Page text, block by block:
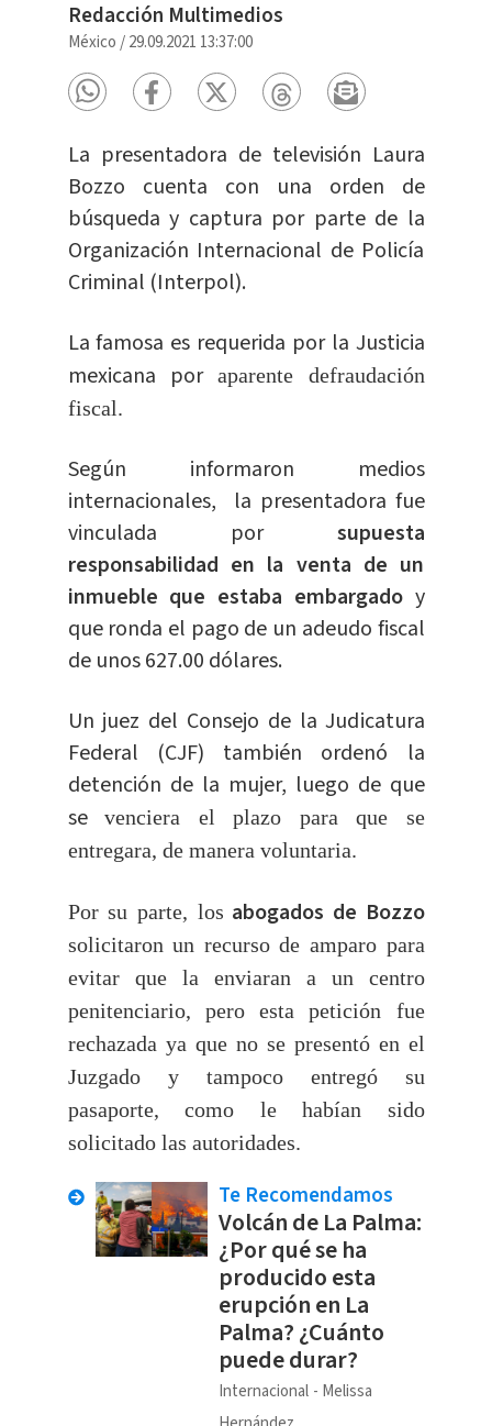
Redacción Multimedios
México /29.09.2021 13:37:00
La presentadora de televisión Laura
Bozzo cuenta con una orden de
búsqueda y captura por parte de la
Organización Internacional de Policía
Criminal (Interpol).
La famosa es requerida por la Justicia
mexicana por aparente defraudación
fiscal.
Según informaron medios
internacionales, la presentadora fue
vinculada por supuesta
responsabilidad en la venta de un
inmueble que estaba embargado y
que ronda el pago de un adeudo fiscal
de unos 627.00 dólares.
Un juez del Consejo de la Judicatura
Federal (CJF) también ordenó la
detención de la mujer, luego de que
se
venciera el plazo para que se
entregara, de manera voluntaria.
Por su parte, los abogados de Bozzo
solicitaron un recurso de amparo para
evitar que la enviaran a un centro
penitenciario, pero esta petición fue
rechazada ya que no se presentó en el
Juzgado y tampoco entregó su
pasaporte, como le habían sido
solicitado las autoridades.
Te Recomendamos
Volcán de La Palma:
¿Por qué se ha
producido esta
erupción en La
Palma? ¿Cuánto
puede durar?
Internacional
Melissa